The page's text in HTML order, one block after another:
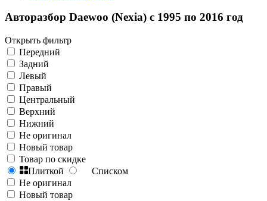
Авторазбор Daewoo (Nexia) с 1995 по 2016 год
Открыть фильтр
Передний
Задний
Левый
Правый
Центральный
Верхний
Нижний
Не оригинал
Новый товар
Товар по скидке
Плиткой
Списком
Не оригинал
Новый товар